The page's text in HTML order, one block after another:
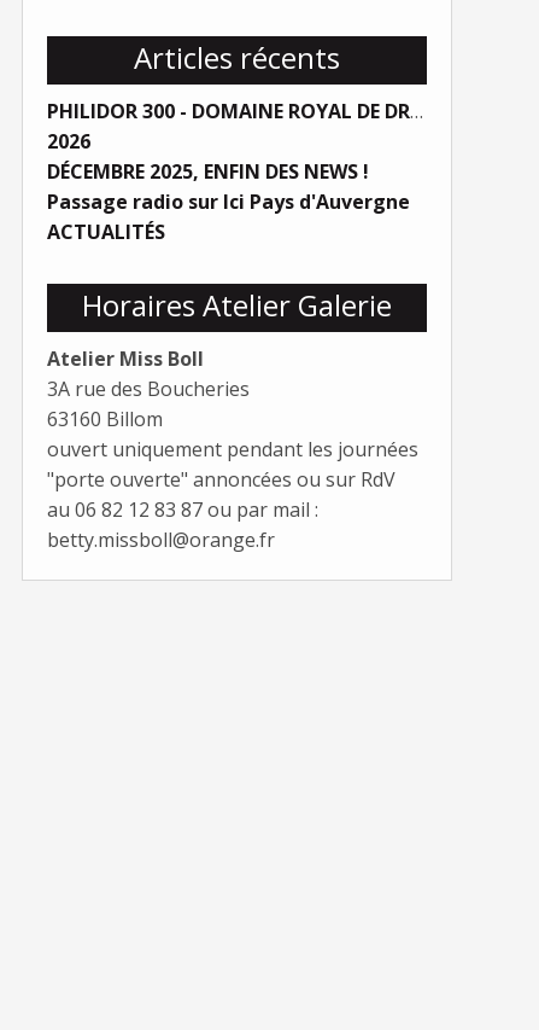
Articles récents
PHILIDOR 300 - DOMAINE ROYAL DE DREUX
2026
DÉCEMBRE 2025, ENFIN DES NEWS !
Passage radio sur Ici Pays d'Auvergne
ACTUALITÉS
Horaires Atelier Galerie
Atelier Miss Boll
3A rue des Boucheries
63160 Billom
ouvert uniquement pendant les journées
"porte ouverte" annoncées ou sur RdV
au 06 82 12 83 87 ou par mail :
betty.missboll@orange.fr